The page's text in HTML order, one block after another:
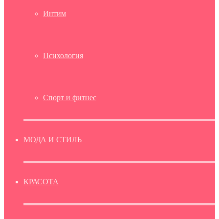
Интим
Психология
Спорт и фитнес
МОДА И СТИЛЬ
КРАСОТА